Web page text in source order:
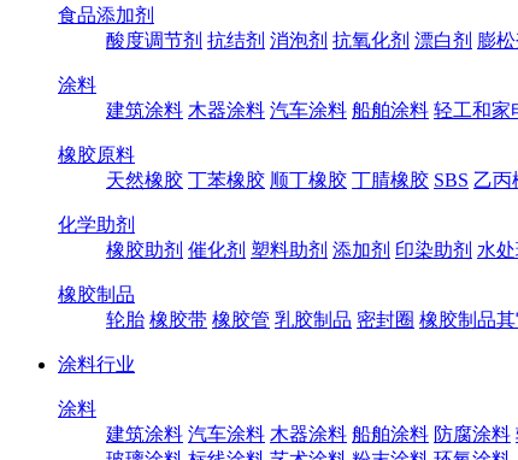
食品添加剂
酸度调节剂 抗结剂 消泡剂 抗氧化剂 漂白剂 膨松
涂料
建筑涂料 木器涂料 汽车涂料 船舶涂料 轻工和家
橡胶原料
天然橡胶 丁苯橡胶 顺丁橡胶 丁腈橡胶 SBS 乙丙
化学助剂
橡胶助剂 催化剂 塑料助剂 添加剂 印染助剂 水处
橡胶制品
轮胎 橡胶带 橡胶管 乳胶制品 密封圈 橡胶制品其
涂料行业
涂料
建筑涂料 汽车涂料 木器涂料 船舶涂料 防腐涂料